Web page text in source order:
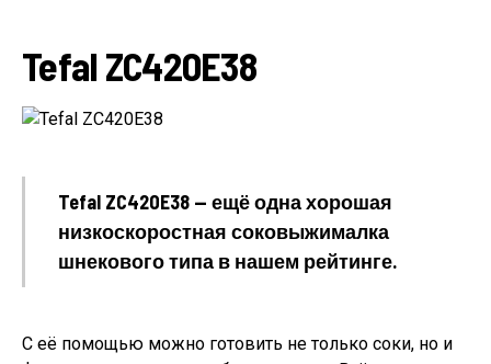
Tefal ZC420E38
Tefal ZC420E38 — ещё одна хорошая
низкоскоростная соковыжималка
шнекового типа в нашем рейтинге.
С её помощью можно готовить не только соки, но и